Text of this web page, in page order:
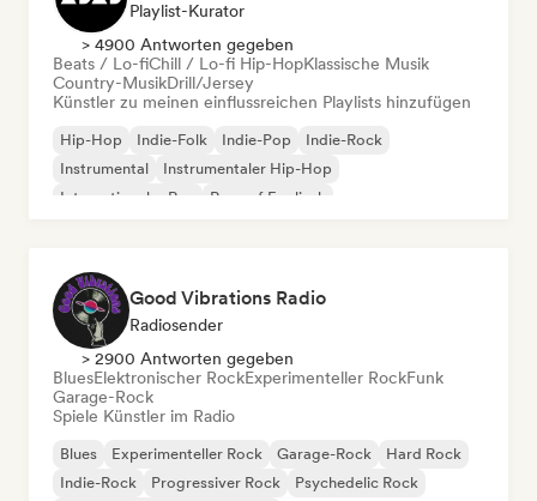
Playlist-Kurator
> 4900 Antworten gegeben
Beats / Lo-fiChill / Lo-fi Hip-HopKlassische Musik
Country-MusikDrill/Jersey
Künstler zu meinen einflussreichen Playlists hinzufügen
Hip-Hop Indie-Folk Indie-Pop
Indie-Rock
Instrumental
Instrumentaler Hip-Hop
Internationaler Rap
Rap auf Englisch
Good Vibrations Radio
Radiosender
> 2900 Antworten gegeben
BluesElektronischer RockExperimenteller RockFunk
Garage-Rock
Spiele Künstler im Radio
Blues Experimenteller Rock Garage-Rock
Hard Rock
Indie-Rock
Progressiver Rock
Psychedelic Rock